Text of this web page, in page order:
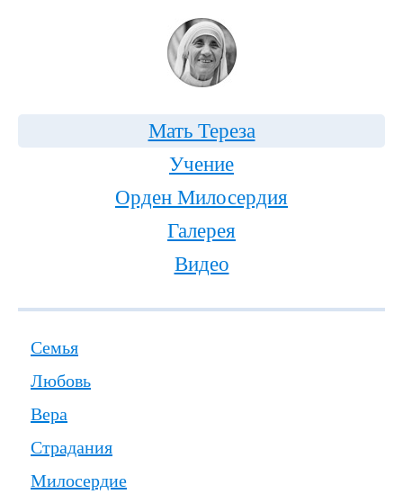
Мать Тереза
Учение
Орден Милосердия
Галерея
Видео
Семья
Любовь
Вера
Страдания
Милосердие